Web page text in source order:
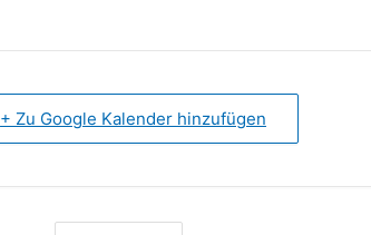
+ Zu Google Kalender hinzufügen